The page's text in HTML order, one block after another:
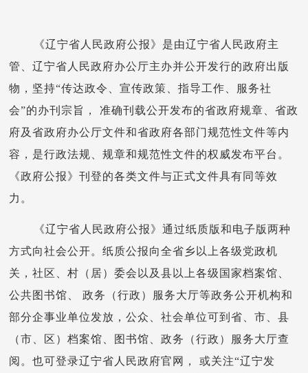
省情概况
《辽宁省人民政府公报》是由辽宁省人民政府主
管、辽宁省人民政府办公厅主办并公开发行的政府出版
物，坚持“传达政令、宣传政策、指导工作、服务社
会”的办刊宗旨， 准确刊载公开发布的省政府规章、省政
府及省政府办公厅文件和省政府各部门规范性文件等内
容，是行政法规、规章和规范性文件的权威发布平台。
《政府公报》刊登的各类文件与正式文件具有同等效
力。
《辽宁省人民政府公报》通过纸质版和电子版两种
方式向社会公开。纸质公报向全省乡以上各级党政机
关，社区、村（居）委会以及县以上各级国家档案馆、
公共图书馆、 政务（行政）服务大厅等政务公开机构和
部分企事业单位发放，公众、社会单位可到省、市、县
（市、区）档案馆、图书馆、政务（行政）服务大厅查
阅。也可登录辽宁省人民政府官网， 或关注“辽宁发